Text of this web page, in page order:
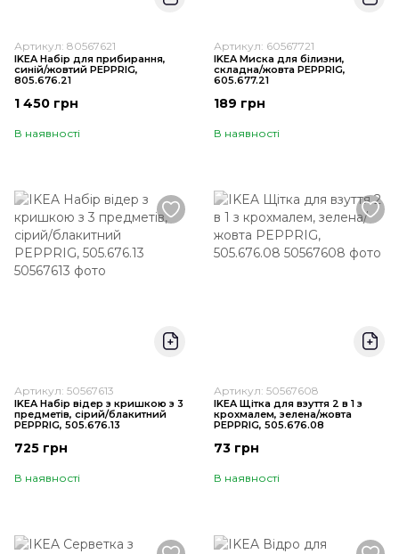
Артикул: 80567621
IKEA Набір для прибирання,
синій/жовтий PEPPRIG,
805.676.21
1 450 грн
В наявності
Артикул: 60567721
IKEA Миска для білизни,
складна/жовта PEPPRIG,
605.677.21
189 грн
В наявності
Артикул: 50567613
IKEA Набір відер з кришкою з 3
предметів, сірий/блакитний
PEPPRIG, 505.676.13
725 грн
В наявності
Артикул: 50567608
IKEA Щітка для взуття 2 в 1 з
крохмалем, зелена/жовта
PEPPRIG, 505.676.08
73 грн
В наявності